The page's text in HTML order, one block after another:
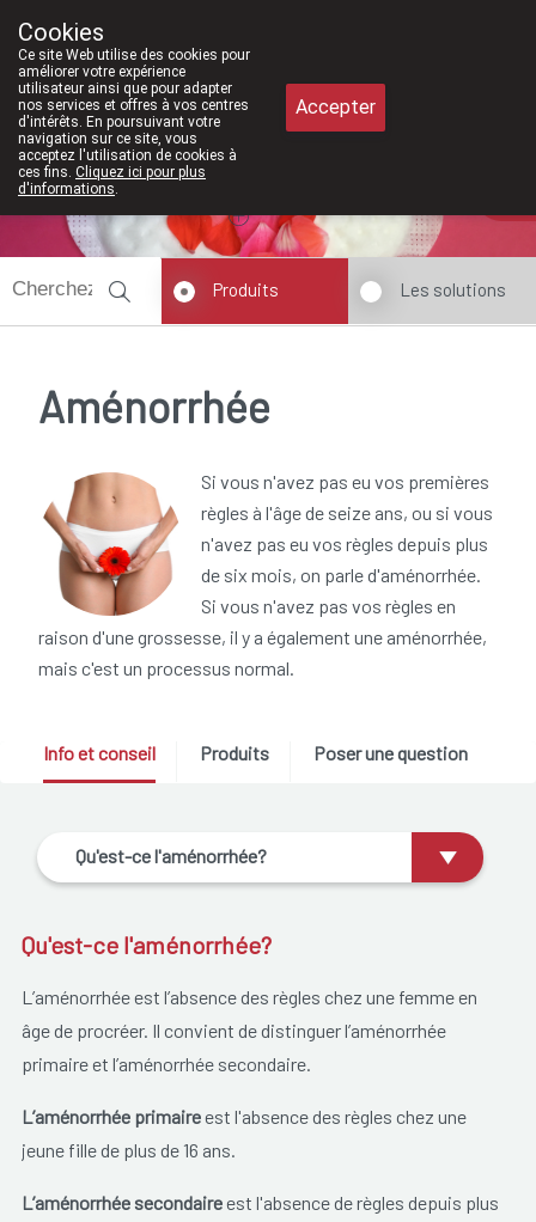
011/610300
Aujourd'hui A présent
Produits Les solutions
Aménorrhée
Si vous n'avez pas eu vos premières
règles à l'âge de seize ans, ou si vous
n'avez pas eu vos règles depuis plus
de six mois, on parle d'aménorrhée.
Si vous n'avez pas vos règles en
raison d'une grossesse, il y a également une aménorrhée,
mais c'est un processus normal.
Info et conseil Produits Poser une question
Qu'est-ce l'aménorrhée?
Qu'est-ce l'aménorrhée?
L’aménorrhée est l’absence des règles chez une femme en
âge de procréer. Il convient de distinguer l’aménorrhée
primaire et l’aménorrhée secondaire.
L’aménorrhée primaireest l'absence des règles chez une
jeune fille de plus de 16 ans.
L’aménorrhée secondaireest l'absence de règles depuis plus
Cookies
Ce site Web utilise des cookies pour
améliorer votre expérience
utilisateur ainsi que pour adapter
nos services et offres à vos centres
d'intérêts. En poursuivant votre
navigation sur ce site, vous
acceptez l'utilisation de cookies à
ces fins. Cliquez ici pour plus
d'informations.
Accepter